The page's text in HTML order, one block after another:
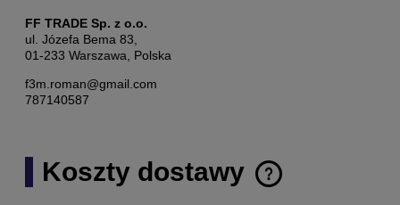
FF TRADE Sp. z o.o.
ul. Józefa Bema 83,
01-233 Warszawa, Polska
f3m.roman@gmail.com
787140587
Koszty dostawy
Cena nie zawiera ewentualnych kosztów płatności